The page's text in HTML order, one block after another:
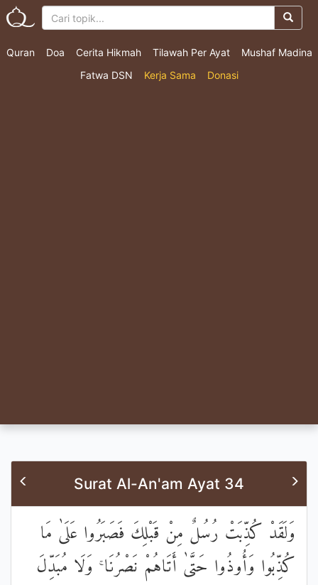
Quran Doa Cerita Hikmah Tilawah Per Ayat
Mushaf Madina
Fatwa DSN
Kerja Sama Donasi
Surat Al-An'am Ayat 34
وَلَقَدْ كُذِّبَتْ رُسُلٌ مِنْ قَبْلِكَ فَصَبَرُوا عَلَىٰ مَا
كُذِّبُوا وَأُوذُوا حَتَّىٰ أَتَاهُمْ نَصْرُنَا ۚ وَلَا مُبَدِّلَ